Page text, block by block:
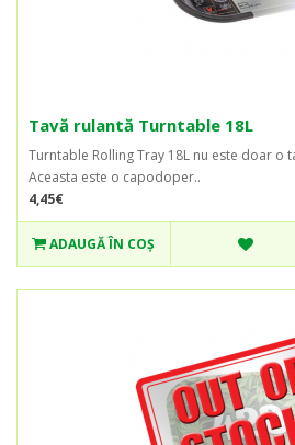
Tavă rulantă Turntable 18L
Turntable Rolling Tray 18L nu este doar o
Aceasta este o capodoper..
4,45€
ADAUGĂ ÎN COŞ